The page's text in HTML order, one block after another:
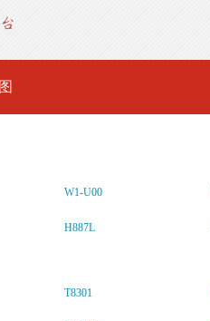
W1-U00
H887L
T8301